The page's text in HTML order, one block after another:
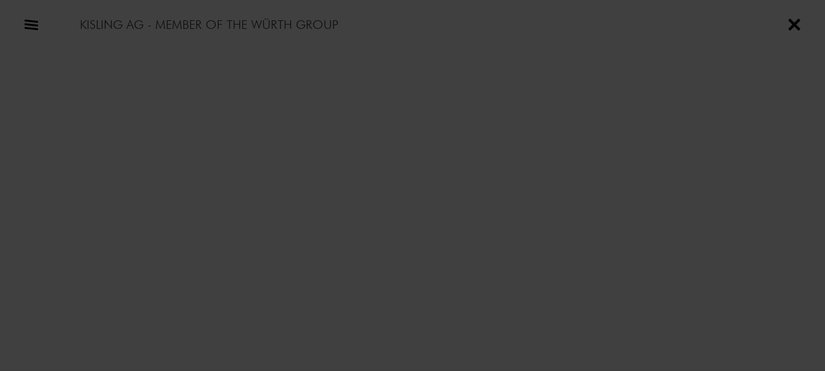
KISLING AG - MEMBER OF THE WÜRTH GROUP